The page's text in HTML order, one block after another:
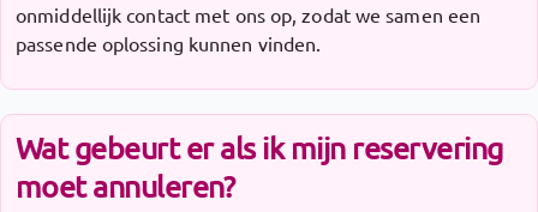
onmiddellijk contact met ons op, zodat we samen een
passende oplossing kunnen vinden.
Wat gebeurt er als ik mijn reservering
moet annuleren?